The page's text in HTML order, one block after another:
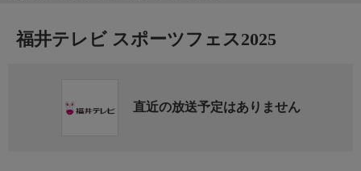
福井テレビ スポーツフェス2025
直近の放送予定はありません